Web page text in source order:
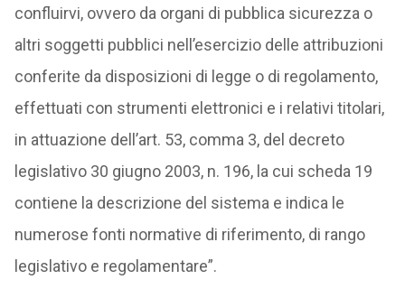
confluirvi, ovvero da organi di pubblica sicurezza o
altri soggetti pubblici nell’esercizio delle attribuzioni
conferite da disposizioni di legge o di regolamento,
effettuati con strumenti elettronici e i relativi titolari,
in attuazione dell’art. 53, comma 3, del decreto
legislativo 30 giugno 2003, n. 196, la cui scheda 19
contiene la descrizione del sistema e indica le
numerose fonti normative di riferimento, di rango
legislativo e regolamentare”.